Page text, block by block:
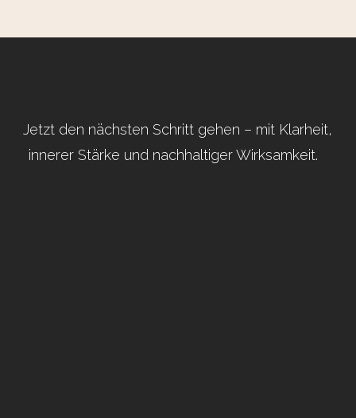
Jetzt den nächsten Schritt gehen – mit Klarheit,
innerer Stärke und nachhaltiger Wirksamkeit.